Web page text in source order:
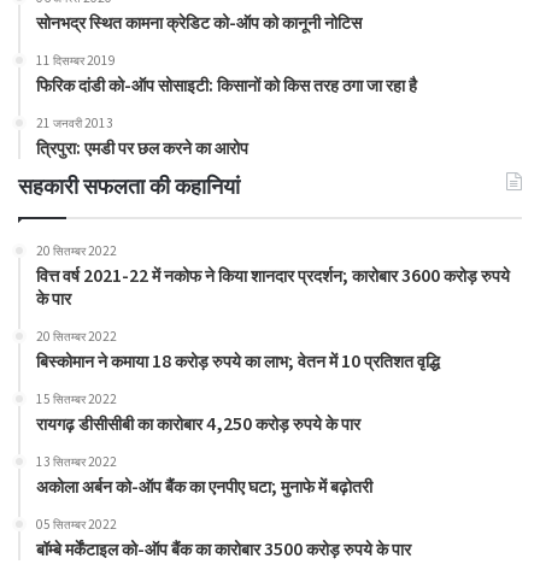
सोनभद्र स्थित कामना क्रेडिट को-ऑप को कानूनी नोटिस
11 दिसम्बर 2019
फिरिक दांडी को-ऑप सोसाइटी: किसानों को किस तरह ठगा जा रहा है
21 जनवरी 2013
त्रिपुरा: एमडी पर छल करने का आरोप
सहकारी सफलता की कहानियां
20 सितम्बर 2022
वित्त वर्ष 2021-22 में नकोफ ने किया शानदार प्रदर्शन; कारोबार 3600 करोड़ रुपये
के पार
20 सितम्बर 2022
बिस्कोमान ने कमाया 18 करोड़ रुपये का लाभ; वेतन में 10 प्रतिशत वृद्धि
15 सितम्बर 2022
रायगढ़ डीसीसीबी का कारोबार 4,250 करोड़ रुपये के पार
13 सितम्बर 2022
अकोला अर्बन को-ऑप बैंक का एनपीए घटा; मुनाफे में बढ़ोतरी
05 सितम्बर 2022
बॉम्बे मर्केंटाइल को-ऑप बैंक का कारोबार 3500 करोड़ रुपये के पार